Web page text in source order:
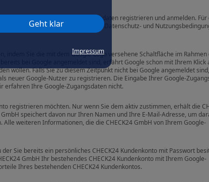
Geht klar
Impressum
auch mit Ihren Google-Zugangsdaten registrieren und anmelden. Für
View, CA 94043, USA) gelten die Datenschutz- und
indem Sie die mit dem Google-Logo versehene Schaltfläche im Rahmen
bei Google angemeldet sind, erfährt Google schon mit Ihrem Klick
wollen. Falls Sie zu diesem Zeitpunkt nicht bei Google angemeldet
neuer Google-Nutzer zu registrieren. Die Eingabe Ihrer Google-
erfahren Ihre Google-Zugangsdaten nicht.
registrieren möchten. Nur wenn Sie dem aktiv zustimmen, erhält die
speichert davon nur Ihren Namen und Ihre E-Mail-Adresse, um
weiteren Informationen, die die CHECK24 GmbH von Ihrem Google-
Sie bereits ein persönliches CHECK24 Kundenkonto mit Passwort
GmbH Ihr bestehendes CHECK24 Kundenkonto mit Ihrem Google-
Ihres bestehenden CHECK24 Kundenkontos.